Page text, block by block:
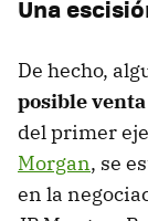
Una
De hecho,
posible
del primer
Morgan, se
en la